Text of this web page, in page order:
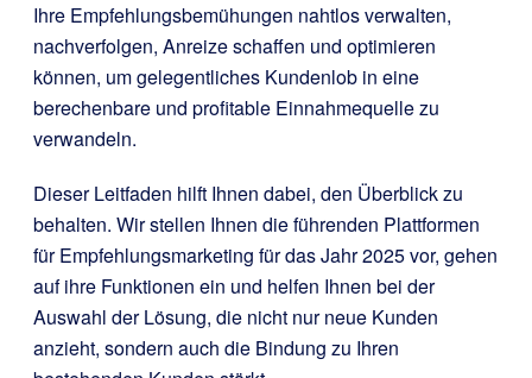
Ihre Empfehlungsbemühungen nahtlos verwalten,
nachverfolgen, Anreize schaffen und optimieren
können, um gelegentliches Kundenlob in eine
berechenbare und profitable Einnahmequelle zu
verwandeln.
Dieser Leitfaden hilft Ihnen dabei, den Überblick zu
behalten. Wir stellen Ihnen die führenden Plattformen
für Empfehlungsmarketing für das Jahr 2025 vor, gehen
auf ihre Funktionen ein und helfen Ihnen bei der
Auswahl der Lösung, die nicht nur neue Kunden
anzieht, sondern auch die Bindung zu Ihren